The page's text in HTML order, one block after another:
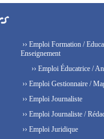
›› Emploi Formation /
Enseignement
›› Emploi Éducatrice /
›› Emploi Gestionnaire /
›› Emploi Journaliste
›› Emploi Journaliste /
›› Emploi Juridique